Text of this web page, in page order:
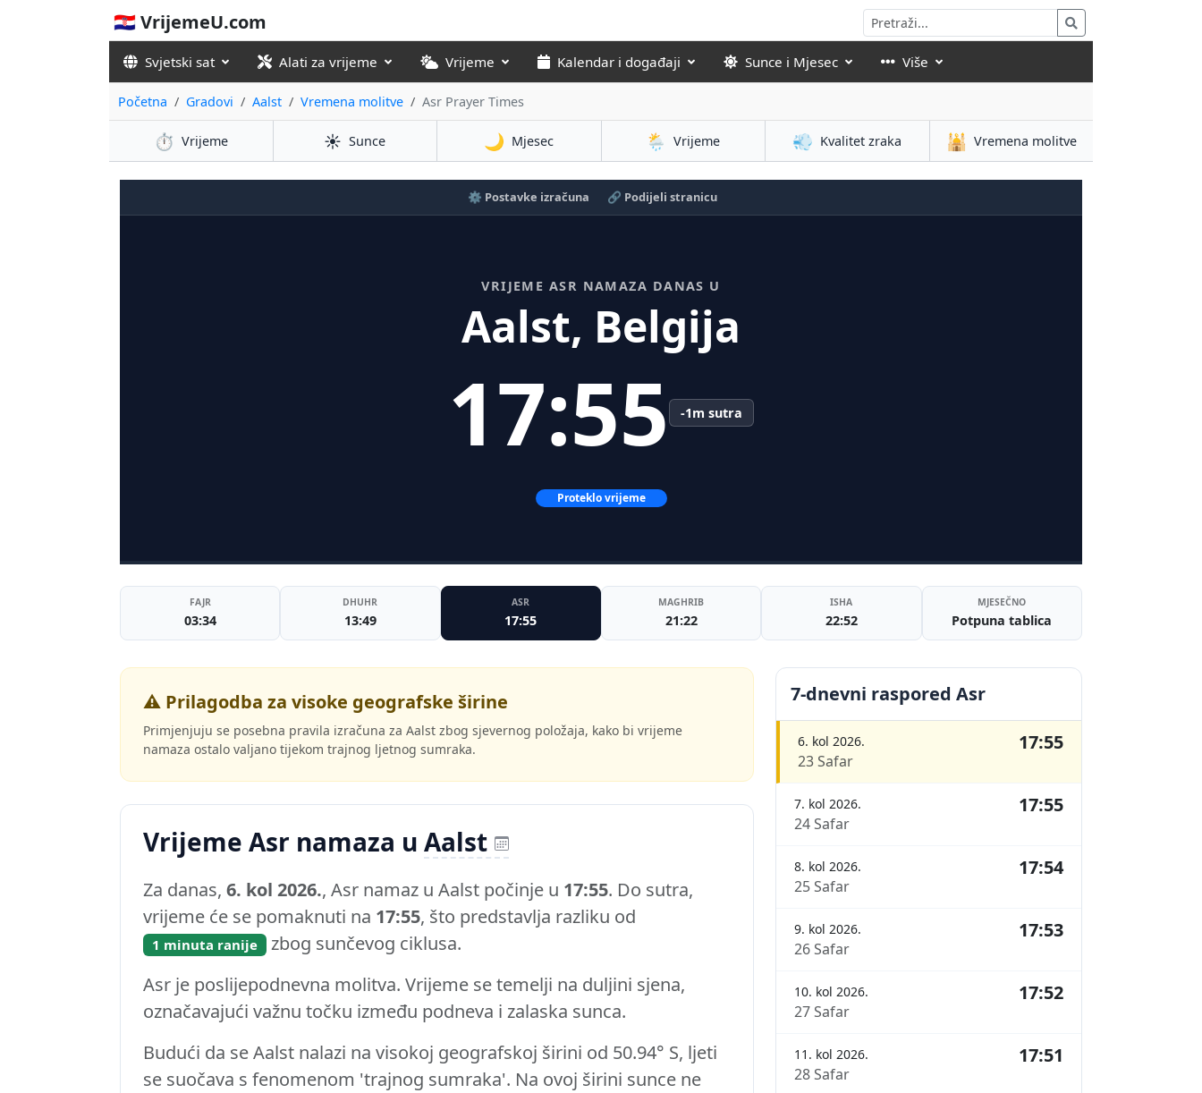
🇭🇷 VrijemeU.com
Svjetski sat Alati za vrijeme Vrijeme Kalendar i događaji Sunce i Mjesec Više
Početna Gradovi Aalst Vremena molitve Asr Prayer Times
⏱️ Vrijeme ☀️ Sunce 🌙 Mjesec 🌦️ Vrijeme 💨 Kvalitet zraka 🕌 Vremena molitve
⚙️ Postavke izračuna 🔗 Podijeli stranicu
VRIJEME ASR NAMAZA DANAS U
Aalst, Belgija
17:55 -1m sutra
Proteklo vrijeme
FAJR
03:34
DHUHR
13:49
ASR
17:55
MAGHRIB
21:22
ISHA
22:52
MJESEČNO
Potpuna tablica
⚠️ Prilagodba za visoke geografske širine
Primjenjuju se posebna pravila izračuna za Aalst zbog sjevernog položaja, kako bi vrijeme
namaza ostalo valjano tijekom trajnog ljetnog sumraka.
Vrijeme Asr namaza u Aalst
Za danas, 6. kol 2026., Asr namaz u Aalst počinje u 17:55. Do sutra,
vrijeme će se pomaknuti na 17:55, što predstavlja razliku od
1 minuta ranije zbog sunčevog ciklusa.
Asr je poslijepodnevna molitva. Vrijeme se temelji na duljini sjena,
označavajući važnu točku između podneva i zalaska sunca.
Budući da se Aalst nalazi na visokoj geografskoj širini od 50.94° S, ljeti
se suočava s fenomenom 'trajnog sumraka'. Na ovoj širini sunce ne
7-dnevni raspored Asr
6. kol 2026.
23 Safar
17:55
7. kol 2026.
24 Safar
17:55
8. kol 2026.
25 Safar
17:54
9. kol 2026.
26 Safar
17:53
10. kol 2026.
27 Safar
17:52
11. kol 2026.
28 Safar
17:51